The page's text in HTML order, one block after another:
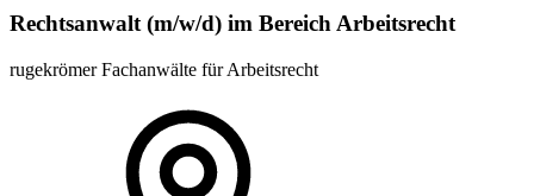
Rechtsanwalt (m/w/d) im Bereich Arbeitsrecht
rugekrömer Fachanwälte für Arbeitsrecht